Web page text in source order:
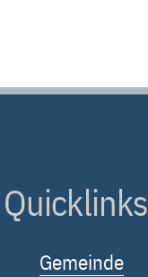
Quicklinks
Gemeinde